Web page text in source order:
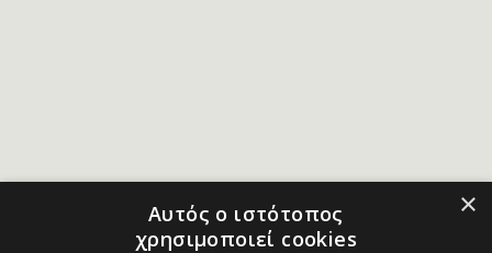
×
Αυτός ο ιστότοπος
χρησιμοποιεί cookies